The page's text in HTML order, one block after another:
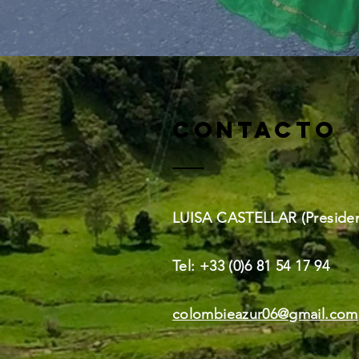
CONTACTO
LUISA CASTELLAR
Tel: +33 (0)6 81 54 17 94
colombieazur06@gmail.com